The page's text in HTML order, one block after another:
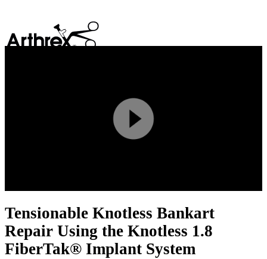
Play
Video
Tensionable Knotless Bankart
Repair Using the Knotless 1.8
FiberTak® Implant System